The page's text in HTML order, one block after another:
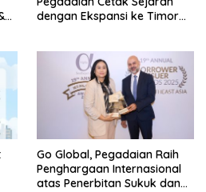
dengan Ekspansi ke Timor
Go Global, Pegadaian Raih
Penghargaan Internasional
atas Penerbitan Sukuk dan